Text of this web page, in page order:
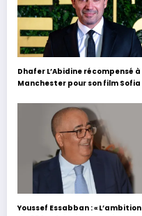
Dhafer L’Abidine récompensé à
Manchester pour son film Sofia
Youssef Essabban : « L’ambition